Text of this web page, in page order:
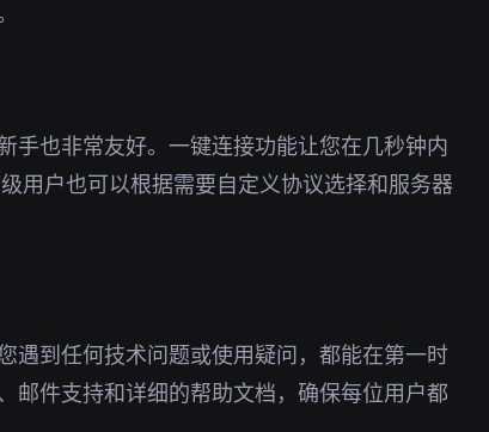
手也非常友好。一键连接功能让您在几秒钟内
用户也可以根据需要自定义协议选择和服务器
遇到任何技术问题或使用疑问，都能在第一时
邮件支持和详细的帮助文档，确保每位用户都